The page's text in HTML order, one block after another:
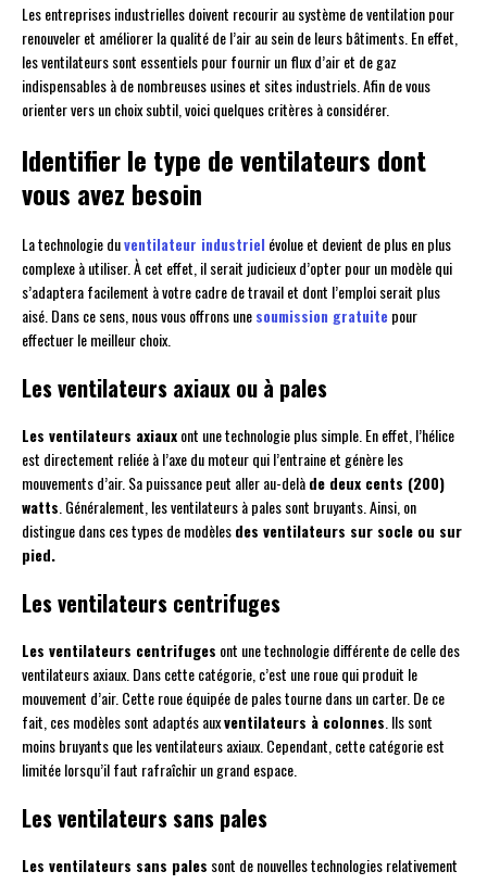
Les entreprises industrielles doivent recourir au système de ventilation pour
renouveler et améliorer la qualité de l’air au sein de leurs bâtiments. En effet,
les ventilateurs sont essentiels pour fournir un flux d’air et de gaz
indispensables à de nombreuses usines et sites industriels. Afin de vous
orienter vers un choix subtil, voici quelques critères à considérer.
Identifier le type de ventilateurs dont
vous avez besoin
La technologie duventilateur industriel évolue et devient de plus en plus
complexe à utiliser. À cet effet, il serait judicieux d’opter pour un modèle qui
s’adaptera facilement à votre cadre de travail et dont l’emploi serait plus
aisé. Dans ce sens, nous vous offrons unesoumission gratuite pour
effectuer le meilleur choix.
Les ventilateurs axiaux ou à pales
Les ventilateurs axiauxont une technologie plus simple. En effet, l’hélice
est directement reliée à l’axe du moteur qui l’entraine et génère les
mouvements d’air. Sa puissance peut aller au-delàde deux cents (200)
watts . Généralement, les ventilateurs à pales sont bruyants. Ainsi, on
distingue dans ces types de modèlesdes ventilateurs sur socle ou sur
pied.
Les ventilateurs centrifuges
Les ventilateurs centrifuges ont une technologie différente de celle des
ventilateurs axiaux. Dans cette catégorie, c’est une roue qui produit le
mouvement d’air. Cette roue équipée de pales tourne dans un carter. De ce
fait, ces modèles sont adaptés auxventilateurs à colonnes . Ils sont
moins bruyants que les ventilateurs axiaux. Cependant, cette catégorie est
limitée lorsqu’il faut rafraîchir un grand espace.
Les ventilateurs sans pales
Les ventilateurs sans pales sont de nouvelles technologies relativement